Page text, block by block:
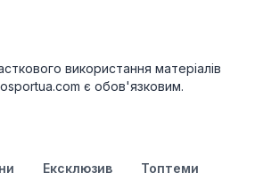
використання матеріалів
є обов'язковим.
Ексклюзив Топтеми